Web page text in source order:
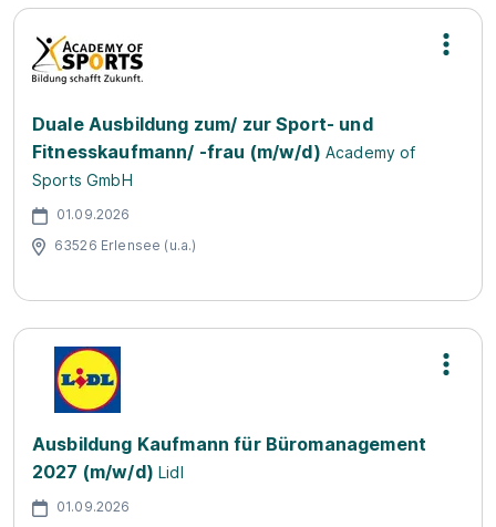
Duale Ausbildung zum/ zur Sport- und
Fitnesskaufmann/ -frau (m/w/d) Academy of
Sports GmbH
01.09.2026
63526 Erlensee (u.a.)
Ausbildung Kaufmann für Büromanagement
2027 (m/w/d) Lidl
01.09.2026